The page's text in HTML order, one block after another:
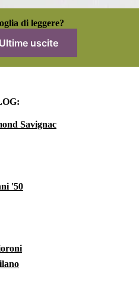
di leggere?
uscite
Savignac
'50